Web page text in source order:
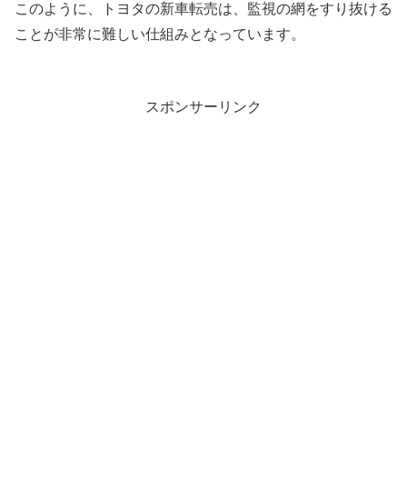
このように、トヨタの新車転売は、監視の網をすり抜ける
ことが非常に難しい仕組みとなっています。
スポンサーリンク